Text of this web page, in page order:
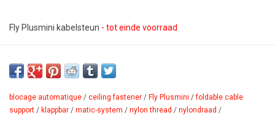
Fly Plusmini kabelsteun - tot einde voorraad
voor staalkabel en nylondraad.
erin. Het mechanisme vergrendelt de kabel door te trekken.
Montage: kabelsteun, zelfklemmend,scharnierendvoor wand en
plafond.Materiaal: veredeld messing.Wandafstand: 49 mm.
blocage automatique / ceiling fastener / Fly Plusmini /foldable cable
support / klappbar / matic-system / nylon thread / nylondraad /